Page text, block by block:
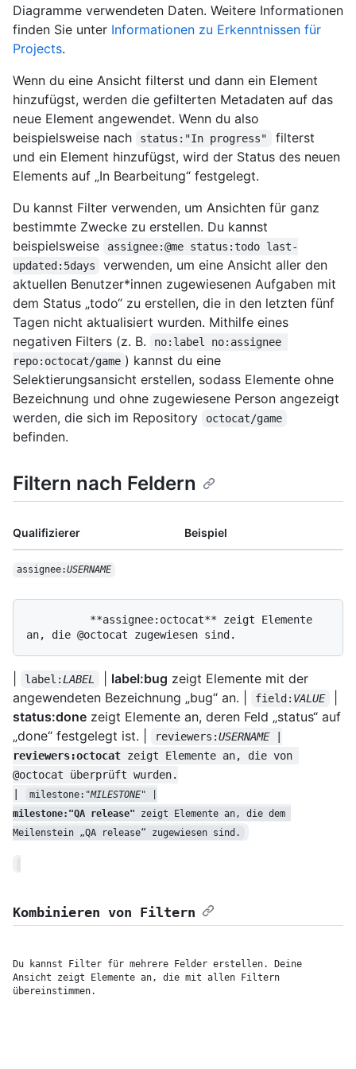
Diagramme verwendeten Daten. Weitere Informationen
finden Sie unter Informationen zu Erkenntnissen für
Projects.
Wenn du eine Ansicht filterst und dann ein Element
hinzufügst, werden die gefilterten Metadaten auf das
neue Element angewendet. Wenn du also
beispielsweise nach
status:"In progress"
filterst
und ein Element hinzufügst, wird der Status des neuen
Elements auf „In Bearbeitung“ festgelegt.
Du kannst Filter verwenden, um Ansichten für ganz
bestimmte Zwecke zu erstellen. Du kannst
beispielsweise
assignee:@me status:todo last-
updated:5days
verwenden, um eine Ansicht aller den
aktuellen Benutzer*innen zugewiesenen Aufgaben mit
dem Status „todo“ zu erstellen, die in den letzten fünf
Tagen nicht aktualisiert wurden. Mithilfe eines
negativen Filters (z. B.
no:label no:assignee
repo:octocat/game ) kannst du eine
Selektierungsansicht erstellen, sodass Elemente ohne
Bezeichnung und ohne zugewiesene Person angezeigt
werden, die sich im Repository
octocat/game
befinden.
Filtern nach Feldern
Qualifizierer Beispiel
assignee:USERNAME
label:LABEL label:bug zeigt Elemente mit der
angewendeten Bezeichnung „bug“ an. |
field: VALUE
status:done zeigt Elemente an, deren Feld „status“ auf
„done“ festgelegt ist. |
reviewers:USERNAME
reviewers:octocat zeigt Elemente an, die von
@octocat überprüft wurden.
milestone:"MILESTONE
milestone:"QA release" zeigt Elemente an, die dem
Meilenstein „QA release“ zugewiesen sind.
Kombinieren von Filtern
Du kannst Filter für mehrere Felder erstellen. Deine
Ansicht zeigt Elemente an, die mit allen Filtern
übereinstimmen.